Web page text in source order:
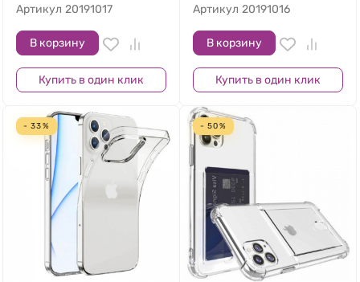
Артикул 20191017
В корзину
Купить в один клик
Артикул 20191016
В корзину
Купить в один клик
- 33% - 50%